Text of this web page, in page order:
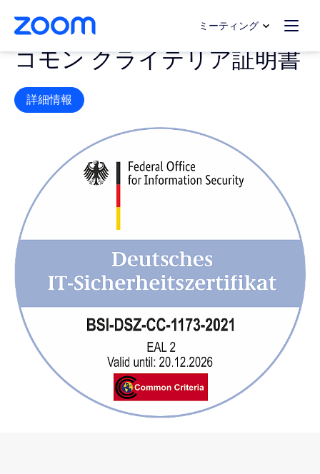
テンツへスキップ
ットへスキップ ミーティング
コモン クライテリア証明書
詳細情報